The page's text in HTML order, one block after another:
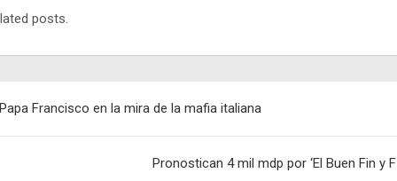
posts.
Francisco en la mira de la mafia italiana
Pronostican 4 mil mdp por ‘El Buen Fin y